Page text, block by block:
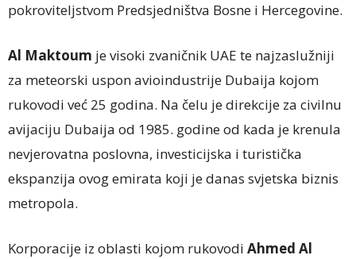
pokroviteljstvom Predsjedništva Bosne i Hercegovine.
Al Maktoum je visoki zvaničnik UAE te najzaslužniji
za meteorski uspon avioindustrije Dubaija kojom
rukovodi već 25 godina. Na čelu je direkcije za civilnu
avijaciju Dubaija od 1985. godine od kada je krenula
nevjerovatna poslovna, investicijska i turistička
ekspanzija ovog emirata koji je danas svjetska biznis
metropola.
Korporacije iz oblasti kojom rukovodi Ahmed Al